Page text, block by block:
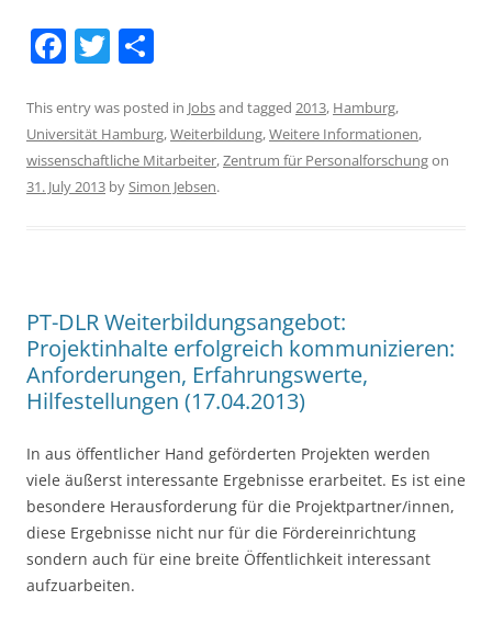
F
c
e
b
T
itt
er
ar
e
This entry was posted in Jobsand tagged 2013, Hamburg,
Universität Hamburg,Weiterbildung,Weitere Informationen,
wissenschaftliche Mitarbeiter,Zentrum für Personalforschungon
31. July 2013 bySimon Jebsen.
PT-DLR Weiterbildungsangebot:
Projektinhalte erfolgreich kommunizieren:
Anforderungen, Erfahrungswerte,
Hilfestellungen (17.04.2013)
In aus öffentlicher Hand geförderten Projekten werden
viele äußerst interessante Ergebnisse erarbeitet. Es ist eine
besondere Herausforderung für die Projektpartner/innen,
diese Ergebnisse nicht nur für die Fördereinrichtung
sondern auch für eine breite Öffentlichkeit interessant
aufzuarbeiten.